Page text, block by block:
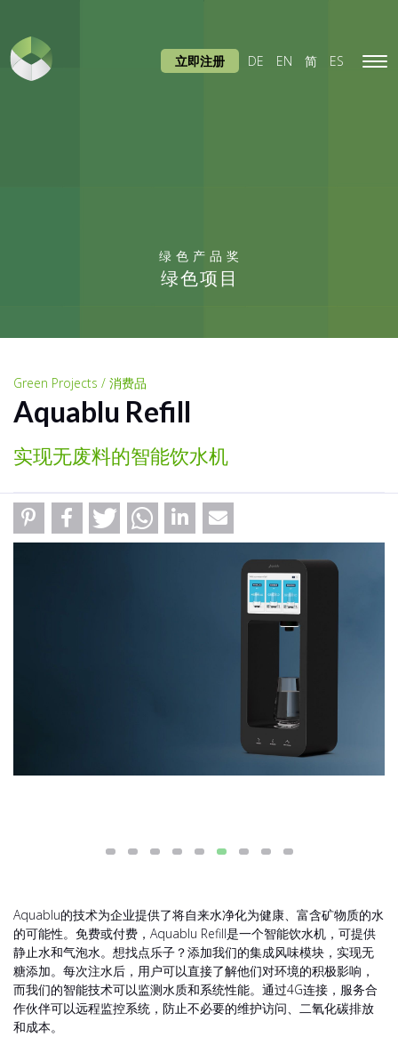
绿色产品奖
绿色项目
立即注册 DE EN 简 ES
Green Projects / 消费品
Aquablu Refill
实现无废料的智能饮水机
Aquablu的技术为企业提供了将自来水净化为健康、富含矿物质的水
的可能性。免费或付费，Aquablu Refill是一个智能饮水机，可提供
静止水和气泡水。想找点乐子？添加我们的集成风味模块，实现无
糖添加。每次注水后，用户可以直接了解他们对环境的积极影响，
而我们的智能技术可以监测水质和系统性能。通过4G连接，服务合
作伙伴可以远程监控系统，防止不必要的维护访问、二氧化碳排放
和成本。